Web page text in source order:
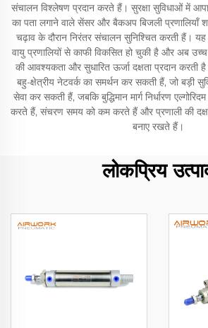
संचालन विश्लेषण प्रदान करते हैं। सुरक्षा सुविधाओं में
का पता लगाने वाले सेंसर और बैकअप बिजली प्रणालियाँ
चढ़ाव के दौरान निरंतर संचालन सुनिश्चित करती हैं। यह
वायु प्रणालियों से काफी विकसित हो चुकी है और अब
की आवश्यकता और सुधारित ऊर्जा दक्षता प्रदान करती
बहु-क्षेत्रीय नेटवर्क का समर्थन कर सकती हैं, जो बड़ी
सेवा कर सकती हैं, जबकि बुद्धिमान मार्ग निर्धारण
करते हैं, संचरण समय को कम करते हैं और प्रणाली की
बनाए रखते हैं।
लोकप्रिय